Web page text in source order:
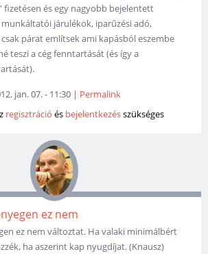
fizetésen és egy nagyobb bejelentett
járulékok, iparűzési adó,
párat említsek ami kapásból eszembe
teszi a cég fenntartását (és így a
jan. 07. - 11:30 | Permalink
regisztráció és bejelentkezésszükséges
ez nem
ez nem változtat. Ha valaki minimálbért
ha aszerint kap nyugdíjat. (Knausz)